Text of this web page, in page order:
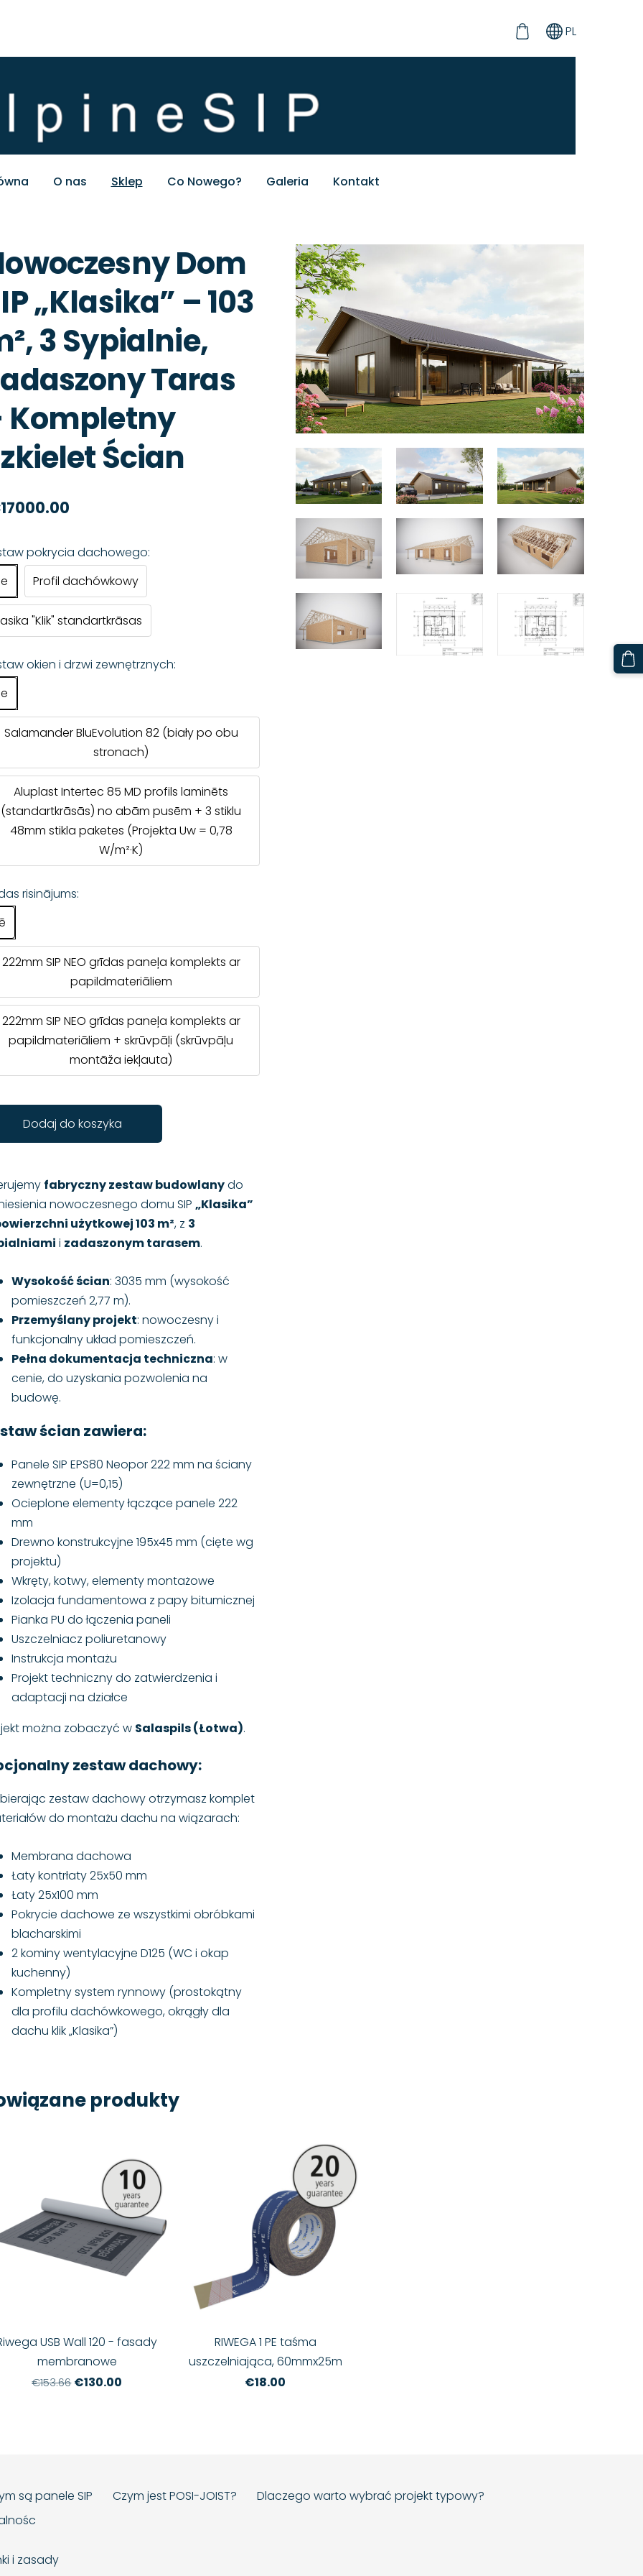
O nas Sklep Co Nowego? Galeria Kontakt
PL
Dom
„Klasika” – 103
3 Sypialnie,
Taras
Kompletny
Ścian
pokrycia dachowego:
Profil dachówkowy
"Klik" standartkrāsas
okien i drzwi zewnętrznych:
Salamander BluEvolution 82 (biały po obu
stronach)
Aluplast Intertec 85 MD profils laminēts
(standartkrāsās) no abām pusēm + 3 stiklu
48mm stikla paketes (Projekta Uw = 0,78
W/m²·K)
risinājums:
222mm SIP NEO grīdas paneļa komplekts ar
papildmateriāliem
222mm SIP NEO grīdas paneļa komplekts ar
papildmateriāliem + skrūvpāļi (skrūvpāļu
montāža iekļauta)
Dodaj do koszyka
fabryczny zestaw budowlanydo
nowoczesnego domu SIP„Klasika”
użytkowej 103 m², z 3
i zadaszonym tarasem.
Wysokość ścian: 3035 mm (wysokość
pomieszczeń 2,77 m).
Przemyślany projekt: nowoczesny i
funkcjonalny układ pomieszczeń.
Pełna dokumentacja techniczna: w
cenie, do uzyskania pozwolenia na
budowę.
ścian zawiera:
Panele SIP EPS80 Neopor 222 mm na ściany
zewnętrzne (U=0,15)
Ocieplone elementy łączące panele 222
mm
Drewno konstrukcyjne 195x45 mm (cięte wg
projektu)
Wkręty, kotwy, elementy montażowe
Izolacja fundamentowa z papy bitumicznej
Pianka PU do łączenia paneli
Uszczelniacz poliuretanowy
Instrukcja montażu
Projekt techniczny do zatwierdzenia i
adaptacji na działce
można zobaczyć w Salaspils (Łotwa).
zestaw dachowy:
zestaw dachowy otrzymasz komplet
do montażu dachu na wiązarach:
Membrana dachowa
Łaty kontrłaty 25x50 mm
Łaty 25x100 mm
Pokrycie dachowe ze wszystkimi obróbkami
blacharskimi
2 kominy wentylacyjne D125 (WC i okap
kuchenny)
Kompletny system rynnowy (prostokątny
dla profilu dachówkowego, okrągły dla
dachu klik „Klasika”)
produkty
USB Wall 120 - fasady
membranowe
€153.66 €130.00
RIWEGA 1 PE taśma
uszczelniająca, 60mmx25m
€18.00
są panele SIP Czym jest POSI-JOIST?
Dlaczego warto wybrać projekt typowy?
i zasady